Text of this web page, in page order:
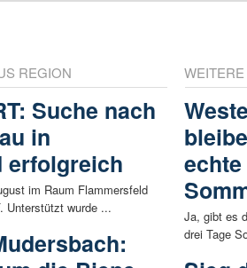
REGION
Suche nach
in
erfolgreich
im Raum Flammersfeld
Unterstützt wurde ...
Ja, gibt es
drei Tage